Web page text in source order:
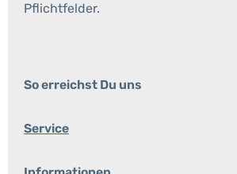
Pflichtfelder.
So erreichst Du uns
Service